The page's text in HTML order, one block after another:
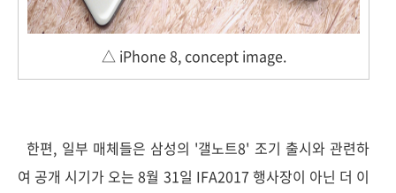
△ iPhone 8, concept image.
한편, 일부 매체들은 삼성의 '갤노트8' 조기 출시와 관련하
여 공개 시기가 오는 8월 31일 IFA2017 행사장이 아닌 더 이